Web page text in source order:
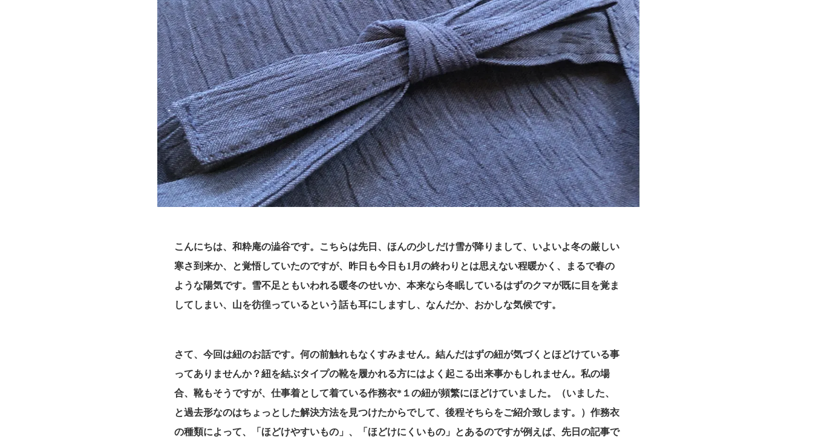
こんにちは、和粋庵の澁谷です。こちらは先日、ほんの少しだけ雪が降りまして、いよいよ冬の厳しい
寒さ到来か、と覚悟していたのですが、昨日も今日も1月の終わりとは思えない程暖かく、まるで春の
ような陽気です。雪不足ともいわれる暖冬のせいか、本来なら冬眠しているはずのクマが既に目を覚ま
してしまい、山を彷徨っているという話も耳にしますし、なんだか、おかしな気候です。
さて、今回は紐のお話です。何の前触れもなくすみません。結んだはずの紐が気づくとほどけている事
ってありませんか？紐を結ぶタイプの靴を履かれる方にはよく起こる出来事かもしれません。私の場
合、靴もそうですが、仕事着として着ている作務衣*１の紐が頻繁にほどけていました。（いました、
と過去形なのはちょっとした解決方法を見つけたからでして、後程そちらをご紹介致します。）作務衣
の種類によって、「ほどけやすいもの」、「ほどけにくいもの」とあるのですが例えば、先日の記事で